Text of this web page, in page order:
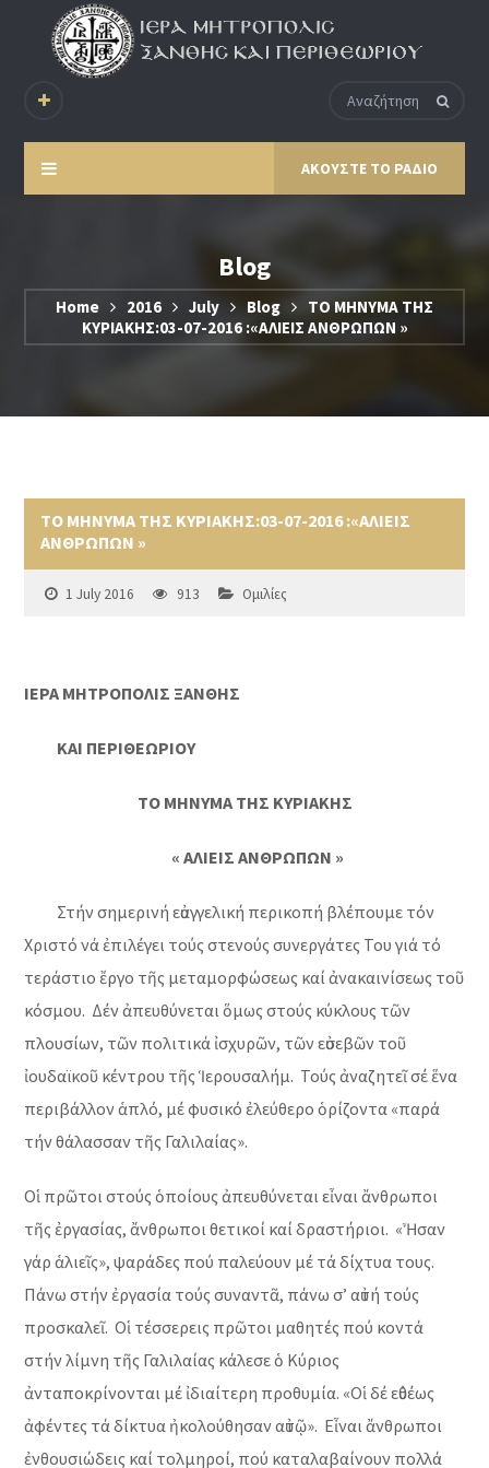
ΑΚΟΥΣΤΕ ΤΟ ΡΑΔΙΟ
Blog
Home 2016 July Blog
ΤΟ ΜΗΝΥΜΑ ΤΗΣ
ΚΥΡΙΑΚΗΣ:03-07-2016 :«ΑΛΙΕΙΣ ΑΝΘΡΩΠΩΝ »
ΤΟ ΜΗΝΥΜΑ ΤΗΣ ΚΥΡΙΑΚΗΣ:03-07-2016 :«ΑΛΙΕΙΣ
ΑΝΘΡΩΠΩΝ »
1 July 2016 913 Ομιλίες
ΙΕΡΑ ΜΗΤΡΟΠΟΛΙΣ ΞΑΝΘΗΣ
ΚΑΙ ΠΕΡΙΘΕΩΡΙΟΥ
ΤΟ ΜΗΝΥΜΑ ΤΗΣ ΚΥΡΙΑΚΗΣ
« ΑΛΙΕΙΣ ΑΝΘΡΩΠΩΝ »
Στήν σημερινή εὐαγγελική περικοπή βλέπουμε τόν
Χριστό νά ἐπιλέγει τούς στενούς συνεργάτες Του γιά τό
τεράστιο ἔργο τῆς μεταμορφώσεως καί ἀνακαινίσεως τοῦ
κόσμου. Δέν ἀπευθύνεται ὅμως στούς κύκλους τῶν
πλουσίων, τῶν πολιτικά ἰσχυρῶν, τῶν εὐσεβῶν τοῦ
ἰουδαϊκοῦ κέντρου τῆς Ἱερουσαλήμ. Τούς ἀναζητεῖ σέ ἕνα
περιβάλλον ἁπλό, μέ φυσικό ἐλεύθερο ὁρίζοντα «παρά
τήν θάλασσαν τῆς Γαλιλαίας».
Οἱ πρῶτοι στούς ὁποίους ἀπευθύνεται εἶναι ἄνθρωποι
τῆς ἐργασίας, ἄνθρωποι θετικοί καί δραστήριοι. «Ἦσαν
γάρ ἁλιεῖς», ψαράδες πού παλεύουν μέ τά δίχτυα τους.
Πάνω στήν ἐργασία τούς συναντᾶ, πάνω σ’ αὐτή τούς
προσκαλεῖ. Οἱ τέσσερεις πρῶτοι μαθητές πού κοντά
στήν λίμνη τῆς Γαλιλαίας κάλεσε ὁ Κύριος
ἀνταποκρίνονται μέ ἰδιαίτερη προθυμία. «Οἱ δέ εὐθέως
ἀφέντες τά δίκτυα ἠκολούθησαν αὐτῷ». Εἶναι ἄνθρωποι
ἐνθουσιώδεις καί τολμηροί, πού καταλαβαίνουν πολλά